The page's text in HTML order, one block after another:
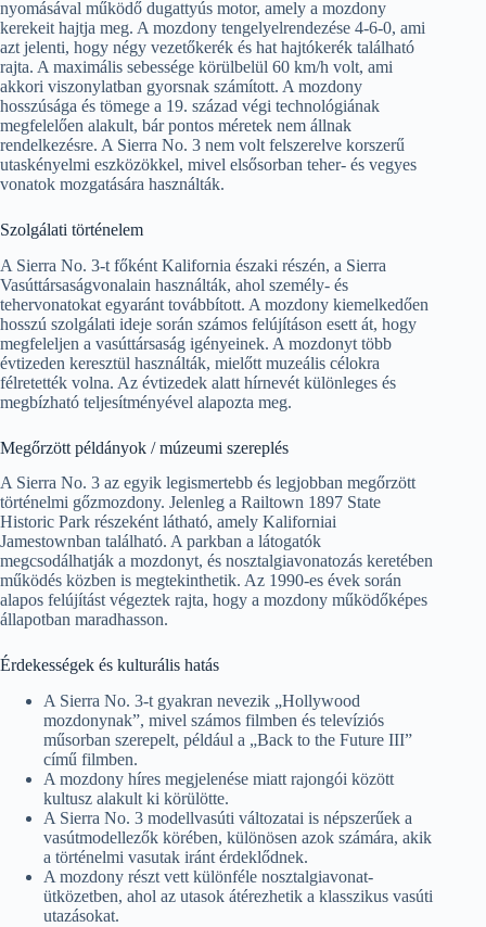
nyomásával működő dugattyús motor, amely a mozdony
kerekeit hajtja meg. A mozdony tengelyelrendezése 4-6-0, ami
azt jelenti, hogy négy vezetőkerék és hat hajtókerék található
rajta. A maximális sebessége körülbelül 60 km/h volt, ami
akkori viszonylatban gyorsnak számított. A mozdony
hosszúsága és tömege a 19. század végi technológiának
megfelelően alakult, bár pontos méretek nem állnak
rendelkezésre. A Sierra No. 3 nem volt felszerelve korszerű
utaskényelmi eszközökkel, mivel elsősorban teher- és vegyes
vonatok mozgatására használták.
Szolgálati történelem
A Sierra No. 3-t főként Kalifornia északi részén, a Sierra
Vasúttársaságvonalain használták, ahol személy- és
tehervonatokat egyaránt továbbított. A mozdony kiemelkedően
hosszú szolgálati ideje során számos felújításon esett át, hogy
megfeleljen a vasúttársaság igényeinek. A mozdonyt több
évtizeden keresztül használták, mielőtt muzeális célokra
félretették volna. Az évtizedek alatt hírnevét különleges és
megbízható teljesítményével alapozta meg.
Megőrzött példányok / múzeumi szereplés
A Sierra No. 3 az egyik legismertebb és legjobban megőrzött
történelmi gőzmozdony. Jelenleg a Railtown 1897 State
Historic Park részeként látható, amely Kaliforniai
Jamestownban található. A parkban a látogatók
megcsodálhatják a mozdonyt, és nosztalgiavonatozás keretében
működés közben is megtekinthetik. Az 1990-es évek során
alapos felújítást végeztek rajta, hogy a mozdony működőképes
állapotban maradhasson.
Érdekességek és kulturális hatás
A Sierra No. 3-t gyakran nevezik „Hollywood
mozdonynak”, mivel számos filmben és televíziós
műsorban szerepelt, például a „Back to the Future III”
című filmben.
A mozdony híres megjelenése miatt rajongói között
kultusz alakult ki körülötte.
A Sierra No. 3 modellvasúti változatai is népszerűek a
vasútmodellezők körében, különösen azok számára, akik
a történelmi vasutak iránt érdeklődnek.
A mozdony részt vett különféle nosztalgiavonat-
ütközetben, ahol az utasok átérezhetik a klasszikus vasúti
utazásokat.